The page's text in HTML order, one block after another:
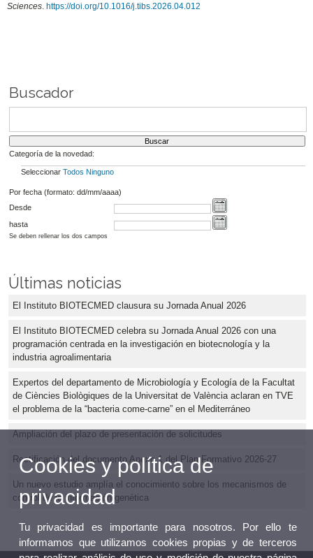
Sciences. https://doi.org/10.1016/j.tibs.2026.04.012
Buscador
Categoría de la novedad:
Seleccionar Todos Ninguno
Por fecha (formato: dd/mm/aaaa)
Desde
hasta
Se deben rellenar los dos campos
Últimas noticias
El Instituto BIOTECMED clausura su Jornada Anual 2026
El Instituto BIOTECMED celebra su Jornada Anual 2026 con una
programación centrada en la investigación en biotecnología y la
industria agroalimentaria
Expertos del departamento de Microbiología y Ecología de la Facultat
de Ciències Biològiques de la Universitat de València aclaran en TVE
el problema de la “bacteria come-carne” en el Mediterráneo
Ampliación del plazo de presentación de solicitudes
Rectificación del documento Anexo 1 del Plan Formativo 2026-27
Un nuevo estudio amplía el conocimiento sobre los mecanismos de
control de la información genética
Cookies y política de
privacidad
Tu privacidad es importante para nosotros. Por ello te
informamos que utilizamos cookies propias y de terceros